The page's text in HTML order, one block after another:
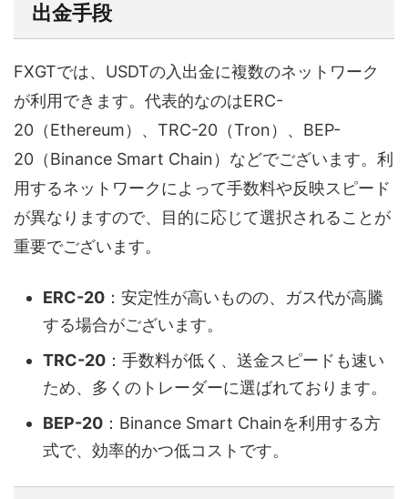
出金手段
FXGTでは、USDTの入出金に複数のネットワーク
が利用できます。代表的なのはERC-
20（Ethereum）、TRC-20（Tron）、BEP-
20（Binance Smart Chain）などでございます。利
用するネットワークによって手数料や反映スピード
が異なりますので、目的に応じて選択されることが
重要でございます。
ERC-20 ：安定性が高いものの、ガス代が高騰
する場合がございます。
TRC-20 ：手数料が低く、送金スピードも速い
ため、多くのトレーダーに選ばれております。
BEP-20 ：Binance Smart Chainを利用する方
式で、効率的かつ低コストです。